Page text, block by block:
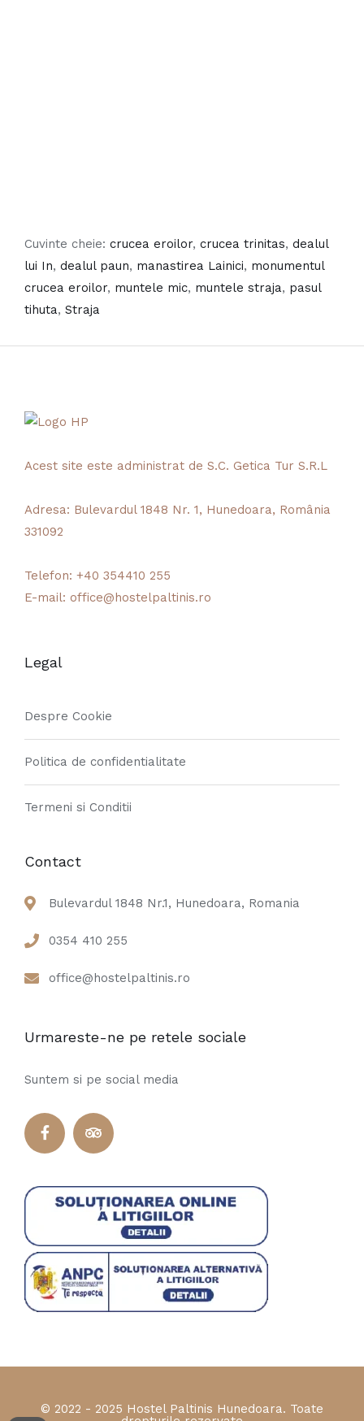
Cuvinte cheie: crucea eroilor, crucea trinitas, dealul
lui In, dealul paun, manastirea Lainici, monumentul
crucea eroilor, muntele mic, muntele straja, pasul
tihuta, Straja
Acest site este administrat de S.C. Getica Tur S.R.L
Adresa: Bulevardul 1848 Nr. 1, Hunedoara, România
331092
Telefon: +40 354410 255
E-mail: office@hostelpaltinis.ro
Legal
Despre Cookie
Politica de confidentialitate
Termeni si Conditii
Contact
Bulevardul 1848 Nr.1, Hunedoara, Romania
0354 410 255
office@hostelpaltinis.ro
Urmareste-ne pe retele sociale
Suntem si pe social media
© 2022 - 2025 Hostel Paltinis Hunedoara. Toate